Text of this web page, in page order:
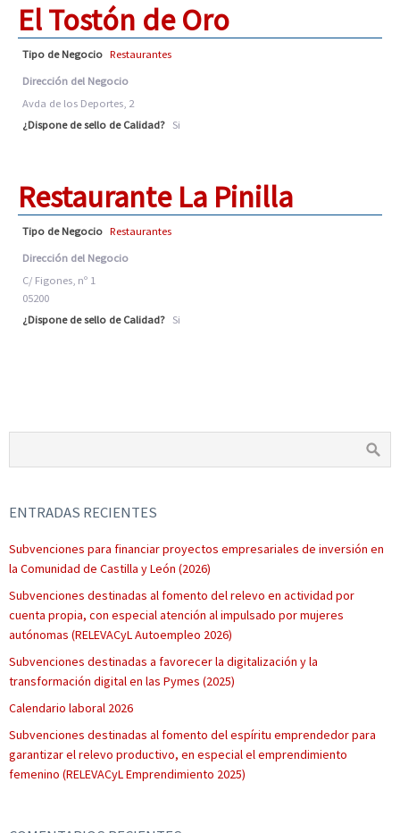
El Tostón de Oro
Tipo de Negocio Restaurantes
Dirección del Negocio
Avda de los Deportes, 2
¿Dispone de sello de Calidad? Si
Restaurante La Pinilla
Tipo de Negocio Restaurantes
Dirección del Negocio
C/ Figones, nº 1
05200
¿Dispone de sello de Calidad? Si
ENTRADAS RECIENTES
Subvenciones para financiar proyectos empresariales de inversión en
la Comunidad de Castilla y León (2026)
Subvenciones destinadas al fomento del relevo en actividad por
cuenta propia, con especial atención al impulsado por mujeres
autónomas (RELEVACyL Autoempleo 2026)
Subvenciones destinadas a favorecer la digitalización y la
transformación digital en las Pymes (2025)
Calendario laboral 2026
Subvenciones destinadas al fomento del espíritu emprendedor para
garantizar el relevo productivo, en especial el emprendimiento
femenino (RELEVACyL Emprendimiento 2025)